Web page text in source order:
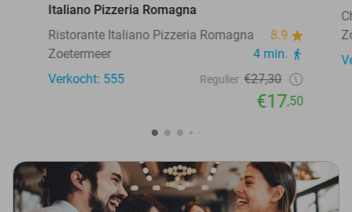
Italiano Pizzeria Romagna
Ristorante Italiano Pizzeria Romagna
8.9
Zoetermeer
4 min.
Verkocht: 555
Regulier €27,30
€17,50